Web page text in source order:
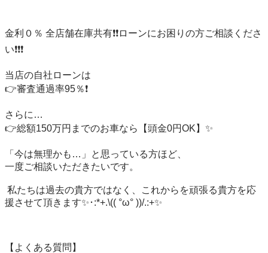
金利０％ 全店舗在庫共有❗️❗️ローンにお困りの方ご相談くださ
い❗️❗️❗️
当店の自社ローンは
👉審査通過率95％❗️
さらに…
👉総額150万円までのお車なら【頭金0円OK】✨
「今は無理かも…」と思っている方ほど、
一度ご相談いただきたいです。
援させて頂きます✨･:*+.\(( °ω° ))/.:+✨
【よくある質問】